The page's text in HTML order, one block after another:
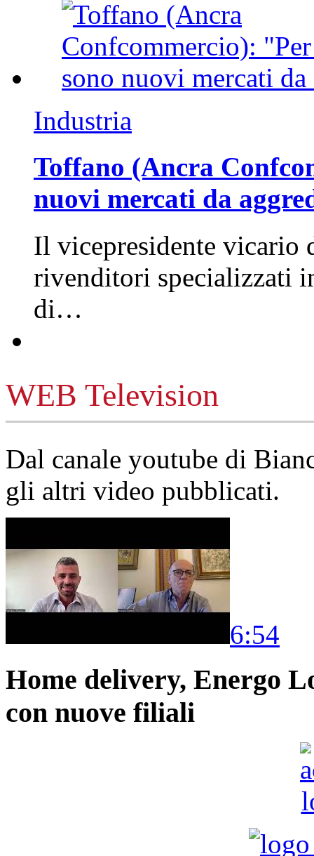
Industria
Toffano (Ancra
nuovi mercati da
Il vicepresidente vicario
rivenditori specializzati
di…
WEB Television
Dal canale youtube di
gli altri video pubblicati.
6:54
Home delivery, Energo
con nuove filiali